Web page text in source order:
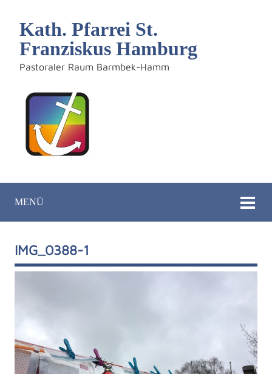
Kath. Pfarrei St.
Franziskus Hamburg
Pastoraler Raum Barmbek-Hamm
MENÜ
IMG_0388-1